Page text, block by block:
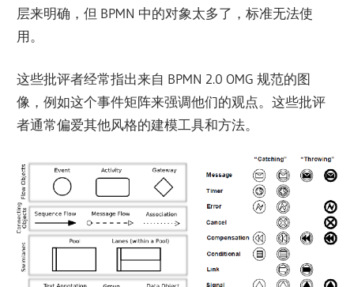
层来明确，但 BPMN 中的对象太多了，标准无法使
用。
这些批评者经常指出来自 BPMN 2.0 OMG 规范的图
像，例如这个事件矩阵来强调他们的观点。这些批评
者通常偏爱其他风格的建模工具和方法。